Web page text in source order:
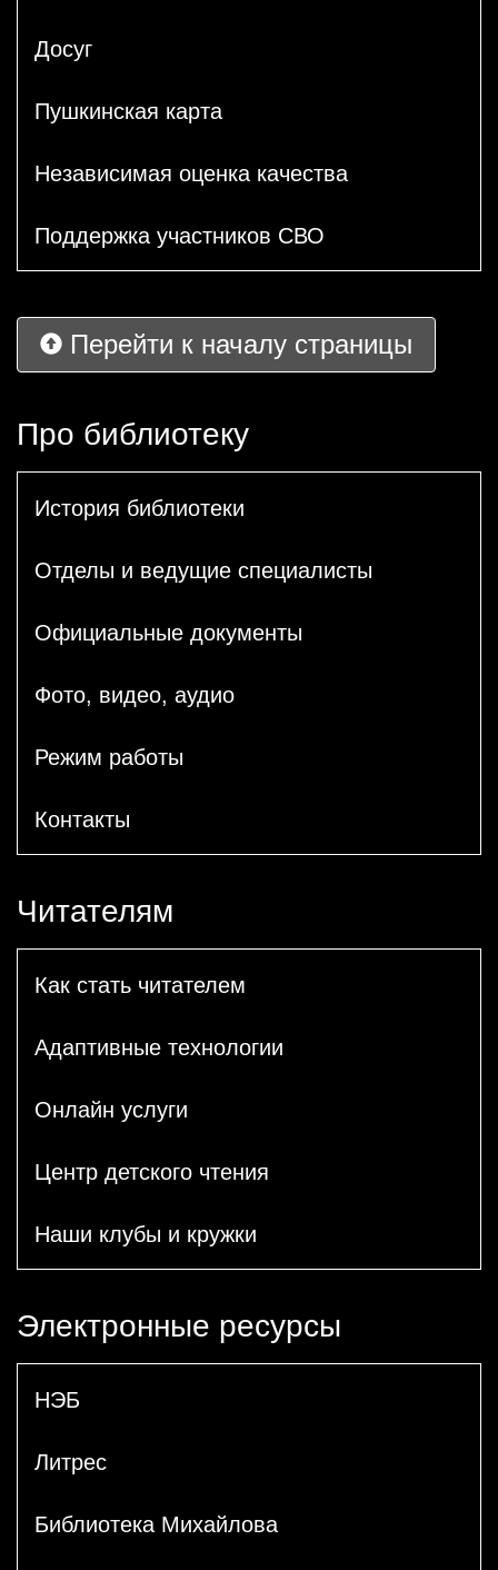
Досуг
Пушкинская карта
Независимая оценка качества
Поддержка участников СВО
Перейти к началу страницы
Про библиотеку
История библиотеки
Отделы и ведущие специалисты
Официальные документы
Фото, видео, аудио
Режим работы
Контакты
Читателям
Как стать читателем
Адаптивные технологии
Онлайн услуги
Центр детского чтения
Наши клубы и кружки
Электронные ресурсы
НЭБ
Литрес
Библиотека Михайлова